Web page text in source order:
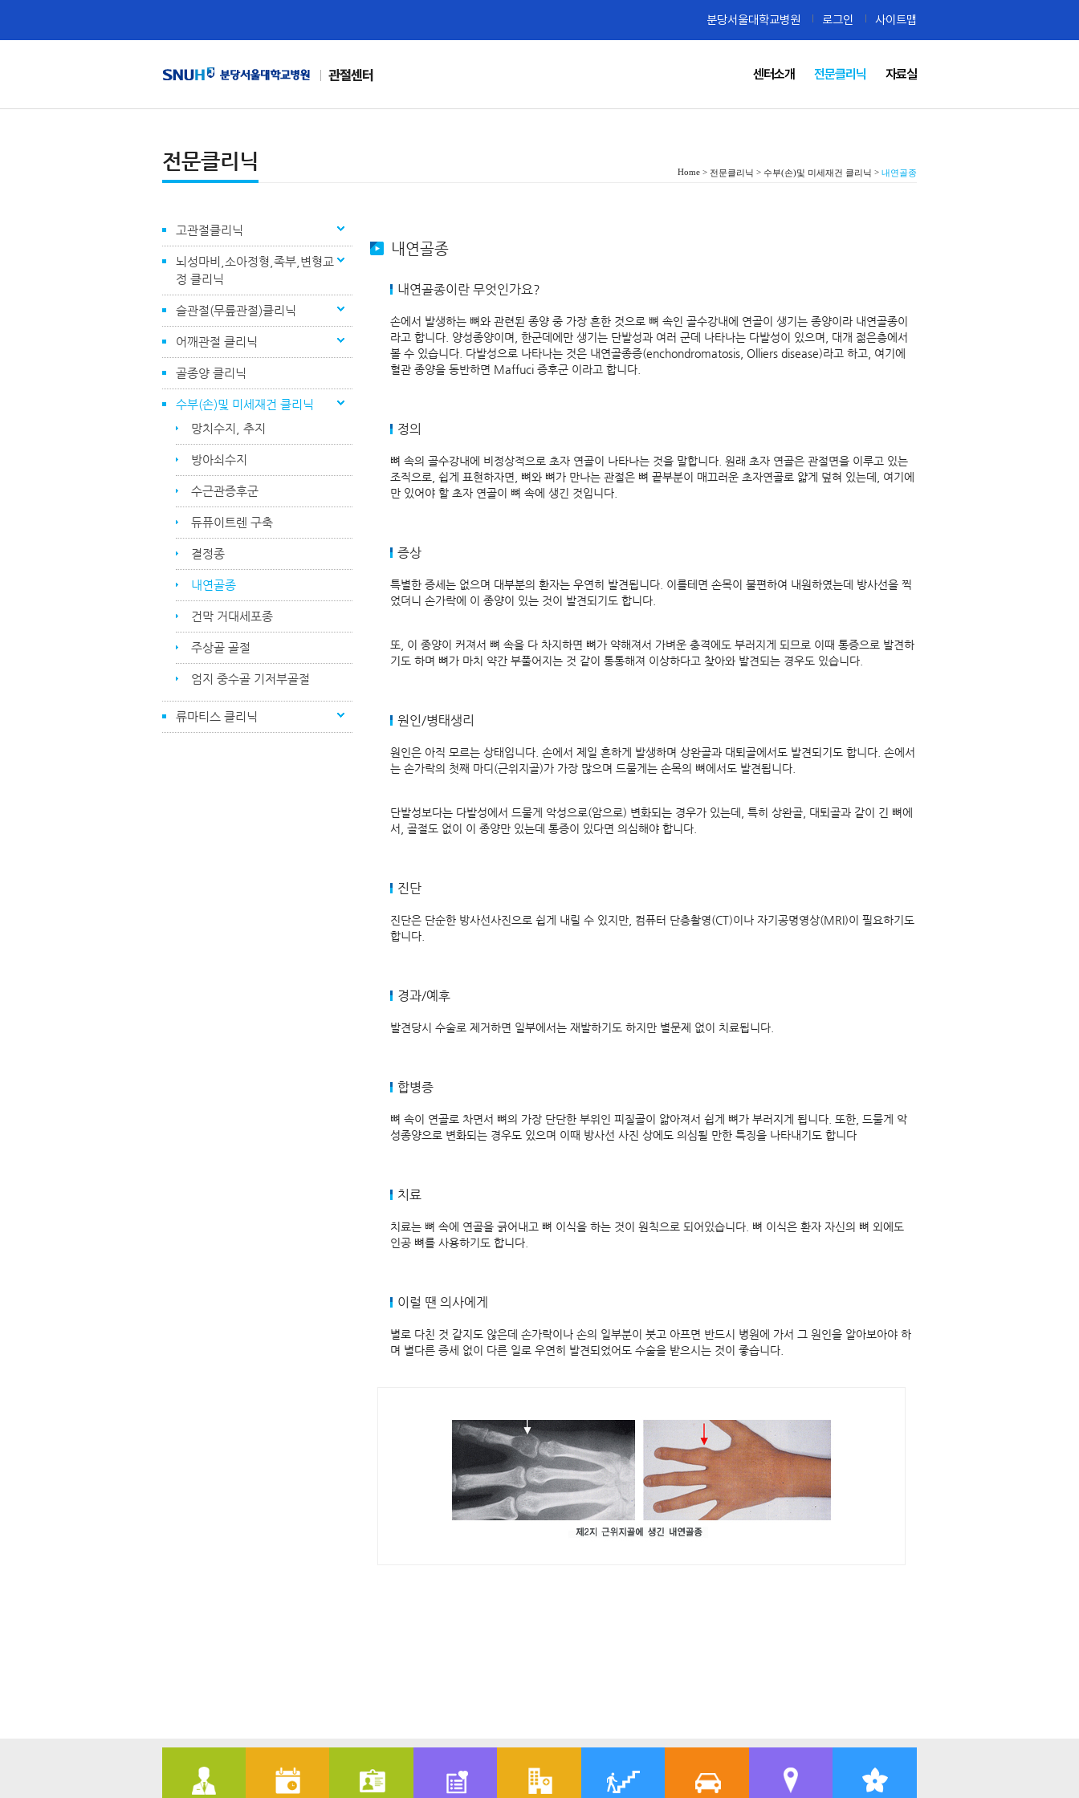
관절센터
분당서울대학교병원 로그인 사이트맵
센터소개 전문클리닉 자료실
전문클리닉 Home > 전문클리닉 > 수부(손)및 미세재건 클리닉 > 내연골종
고관절클리닉
뇌성마비,소아정형,족부,변형교
정 클리닉
슬관절(무릎관절)클리닉
어깨관절 클리닉
골종양 클리닉
수부(손)및 미세재건 클리닉
망치수지, 추지
방아쇠수지
수근관증후군
듀퓨이트렌 구축
결정종
내연골종
건막 거대세포종
주상골 골절
엄지 중수골 기저부골절
류마티스 클리닉
내연골종
내연골종이란 무엇인가요?
손에서 발생하는 뼈와 관련된 종양 중 가장 흔한 것으로 뼈 속인 골수강내에 연골이 생기는 종양이라 내연골종이
라고 합니다. 양성종양이며, 한군데에만 생기는 단발성과 여러 군데 나타나는 다발성이 있으며, 대개 젊은층에서
볼 수 있습니다. 다발성으로 나타나는 것은 내연골종증(enchondromatosis, Olliers disease)라고 하고, 여기에
혈관 종양을 동반하면 Maffuci 증후군 이라고 합니다.
정의
뼈 속의 골수강내에 비정상적으로 초자 연골이 나타나는 것을 말합니다. 원래 초자 연골은 관절면을 이루고 있는
조직으로, 쉽게 표현하자면, 뼈와 뼈가 만나는 관절은 뼈 끝부분이 매끄러운 초자연골로 얇게 덮혀 있는데, 여기에
만 있어야 할 초자 연골이 뼈 속에 생긴 것입니다.
증상
특별한 증세는 없으며 대부분의 환자는 우연히 발견됩니다. 이를테면 손목이 불편하여 내원하였는데 방사선을 찍
었더니 손가락에 이 종양이 있는 것이 발견되기도 합니다.
또, 이 종양이 커져서 뼈 속을 다 차지하면 뼈가 약해져서 가벼운 충격에도 부러지게 되므로 이때 통증으로 발견하
기도 하며 뼈가 마치 약간 부풀어지는 것 같이 통통해져 이상하다고 찾아와 발견되는 경우도 있습니다.
원인/병태생리
원인은 아직 모르는 상태입니다. 손에서 제일 흔하게 발생하며 상완골과 대퇴골에서도 발견되기도 합니다. 손에서
는 손가락의 첫째 마디(근위지골)가 가장 많으며 드물게는 손목의 뼈에서도 발견됩니다.
단발성보다는 다발성에서 드물게 악성으로(암으로) 변화되는 경우가 있는데, 특히 상완골, 대퇴골과 같이 긴 뼈에
서, 골절도 없이 이 종양만 있는데 통증이 있다면 의심해야 합니다.
진단
진단은 단순한 방사선사진으로 쉽게 내릴 수 있지만, 컴퓨터 단층촬영(CT)이나 자기공명영상(MRI)이 필요하기도
합니다.
경과/예후
발견당시 수술로 제거하면 일부에서는 재발하기도 하지만 별문제 없이 치료됩니다.
합병증
뼈 속이 연골로 차면서 뼈의 가장 단단한 부위인 피질골이 얇아져서 쉽게 뼈가 부러지게 됩니다. 또한, 드물게 악
성종양으로 변화되는 경우도 있으며 이때 방사선 사진 상에도 의심될 만한 특징을 나타내기도 합니다
치료
치료는 뼈 속에 연골을 긁어내고 뼈 이식을 하는 것이 원칙으로 되어있습니다. 뼈 이식은 환자 자신의 뼈 외에도
인공 뼈를 사용하기도 합니다.
이럴 땐 의사에게
별로 다친 것 같지도 않은데 손가락이나 손의 일부분이 붓고 아프면 반드시 병원에 가서 그 원인을 알아보아야 하
며 별다른 증세 없이 다른 일로 우연히 발견되었어도 수술을 받으시는 것이 좋습니다.